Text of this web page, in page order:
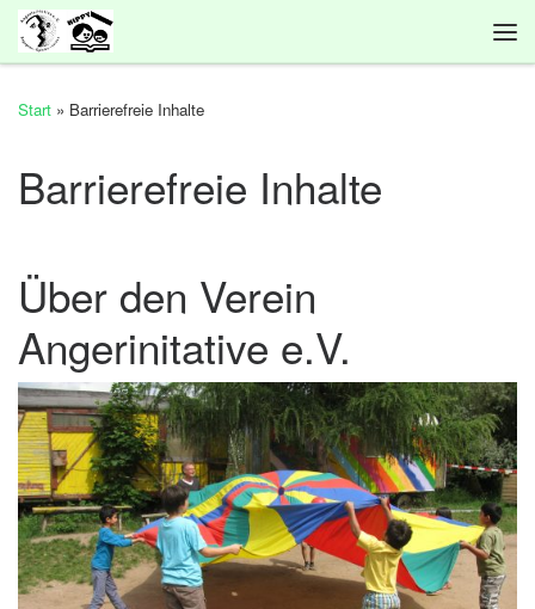
Zum Inhalt springen
Start » Barrierefreie Inhalte
Barrierefreie Inhalte
Über den Verein
Angerinitative e.V.